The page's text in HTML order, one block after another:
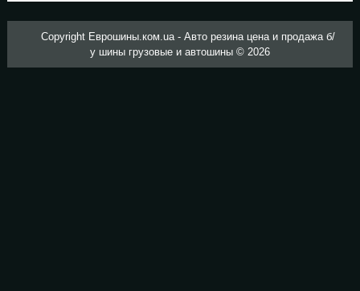
Copyright Еврошины.ком.ua - Авто резина цена и продажа б/
у шины грузовые и автошины © 2026